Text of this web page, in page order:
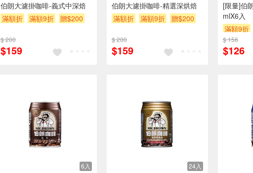
伯朗大濾掛咖啡-義式中深焙
滿額折
滿額9折 贈$200
$ 200
$159
伯朗大濾掛咖啡-精選深烘焙
滿額折
滿額9折 贈$200
$ 200
$159
[限量]伯
mlX6入
滿額9折
$ 156
$126
6入 24入